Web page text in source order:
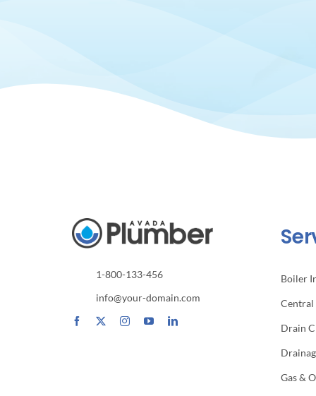
1-800-133-456
info@your-domain.com
Boiler
Central
Drain
Gas &